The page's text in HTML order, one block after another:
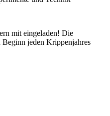
mit eingeladen! Die
jeden Krippenjahres